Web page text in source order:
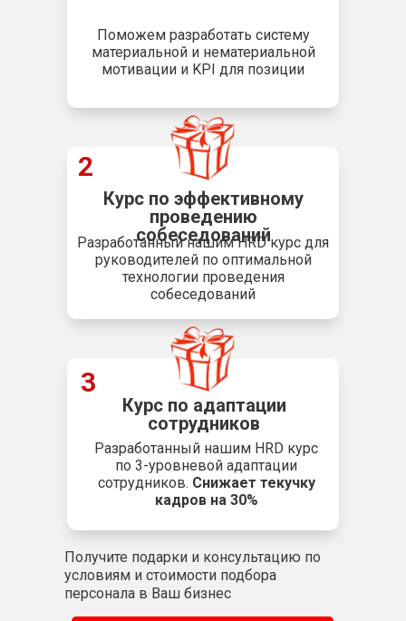
Получите подарки и консультацию по
условиям и стоимости подбора
персонала в Ваш бизнес
Поможем разработать систему
материальной и нематериальной
мотивации и KPI для позиции
Курс по эффективному
проведению
собеседований
Разработанный нашим HRD курс для
руководителей по оптимальной
технологии проведения
собеседований
2
Курс по адаптации
сотрудников
Разработанный нашим HRD курс
по 3-уровневой адаптации
сотрудников. Снижает текучку
кадров на 30%
3